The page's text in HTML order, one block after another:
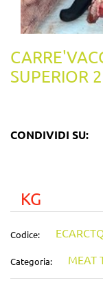
SUPERIOR
CONDIVIDI SU:
KG
Codice:
Categoria: MEAT